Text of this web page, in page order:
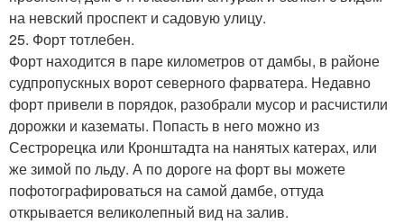
на невский проспект и садовую улицу.
25. Форт тотлебен.
Форт находится в паре километров от дамбы, в районе
судпропускных ворот северного фарватера. Недавно
форт привели в порядок, разобрали мусор и расчистили
дорожки и казематы. Попасть в него можно из
Сестрорецка или Кронштадта на нанятых катерах, или
же зимой по льду. А по дороге на форт вы можете
пофотографироваться на самой дамбе, оттуда
открывается великолепный вид на залив.